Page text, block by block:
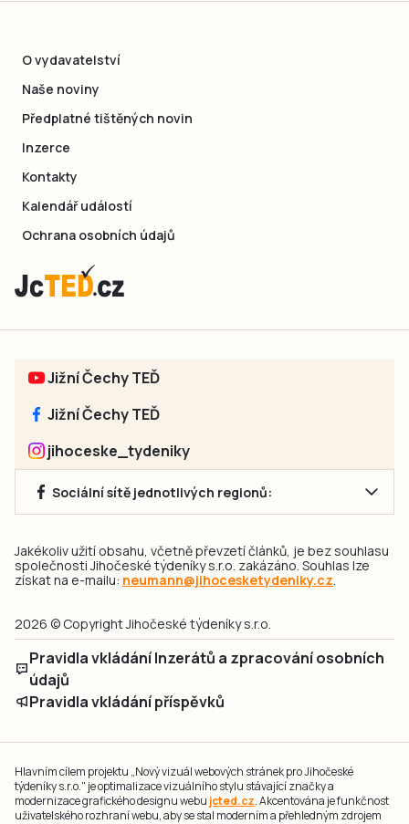
O vydavatelství
Naše noviny
Předplatné tištěných novin
Inzerce
Kontakty
Kalendář událostí
Ochrana osobních údajů
Jižní Čechy TEĎ
Jižní Čechy TEĎ
jihoceske_tydeniky
Sociální sítě jednotlivých regionů:
Jakékoliv užití obsahu, včetně převzetí článků, je bez souhlasu
společnosti Jihočeské týdeníky s.r.o. zakázáno. Souhlas lze
získat na e-mailu: neumann@jihocesketydeniky.cz.
2026 © Copyright Jihočeské týdeníky s.r.o.
Pravidla vkládání Inzerátů a zpracování osobních
údajů
Pravidla vkládání příspěvků
Hlavním cílem projektu „Nový vizuál webových stránek pro Jihočeské
týdeníky s.r.o." je optimalizace vizuálního stylu stávající značky a
modernizace grafického designu webu jcted.cz. Akcentována je funkčnost
uživatelského rozhraní webu, aby se stal moderním a přehledným zdrojem